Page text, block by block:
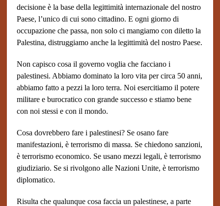
decisione è la base della legittimità internazionale del nostro
Paese, l’unico di cui sono cittadino. E ogni giorno di
occupazione che passa, non solo ci mangiamo con diletto la
Palestina, distruggiamo anche la legittimità del nostro Paese.
Non capisco cosa il governo voglia che facciano i
palestinesi. Abbiamo dominato la loro vita per circa 50 anni,
abbiamo fatto a pezzi la loro terra. Noi esercitiamo il potere
militare e burocratico con grande successo e stiamo bene
con noi stessi e con il mondo.
Cosa dovrebbero fare i palestinesi? Se osano fare
manifestazioni, è terrorismo di massa. Se chiedono sanzioni,
è terrorismo economico. Se usano mezzi legali, è terrorismo
giudiziario. Se si rivolgono alle Nazioni Unite, è terrorismo
diplomatico.
Risulta che qualunque cosa faccia un palestinese, a parte